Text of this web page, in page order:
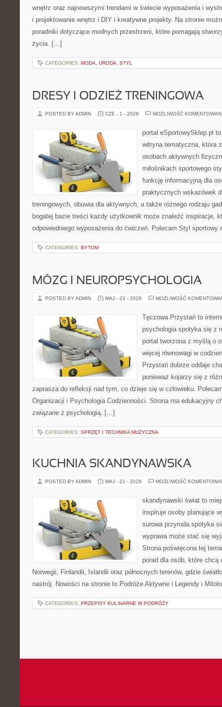
wnętrz oraz najnowszymi trendami w świecie wyposażenia i
i projektowanie wnętrz i DIY i kreatywne projekty. Na stronie
poradniki dotyczące modnych przestrzeni, które pomagają
życia. […]
CATEGORIES: MODA, URODA, STYL
DRESY I ODZIEŻ TRENINGOWA
POSTED BY ADMIN CZE - 1 - 2026 MOŻLIWOŚĆ
portal eSportowySklep.pl
witryna tematyczna, która
osobach aktywnych
miłośnikach sportowego
funkcję informacyjną dla
praktycznych wskazówek
treningowych, obuwia dla aktywnych, a także różnego rodzaju
bogatej bazie treści każdy użytkownik może znaleźć inspiracje,
odpowiedniego wyposażenia do ćwiczeń. Polecam Styl
CATEGORIES: BYTOM
MÓZG I NEUROPSYCHOLOGIA
POSTED BY ADMIN MAJ - 23 - 2026 MOŻLIWOŚĆ
Tęczowa Przystań to
psychologia spotyka się z
portal tworzona z myślą o
więcej równowagi w
Przystań dobrze oddaje
ponieważ kojarzy się z
zaprasza do refleksji nad tym, co dzieje się w człowieku.
Organizacji i Psychologia Codzienności. Strona ma edukacyjny
związane z psychologią. […]
CATEGORIES: SPRZĘT I TECHNIKA MUZYCZNA
KUCHNIA SKANDYNAWSKA
POSTED BY ADMIN MAJ - 21 - 2026 MOŻLIWOŚĆ
skandynawski świat to
inspiruje osoby planujące
surowa przyroda spotyka
wyprawa może stać się
Strona poświęcona tej
porad dla osób, które chcą
Norwegii, Finlandii, Islandii oraz północnych terenów, gdzie
nastrój. Nowości na stronie to Podróże Aktywne i Legendy i
CATEGORIES: PRZEPISY KULINARNE W PODRÓŻY